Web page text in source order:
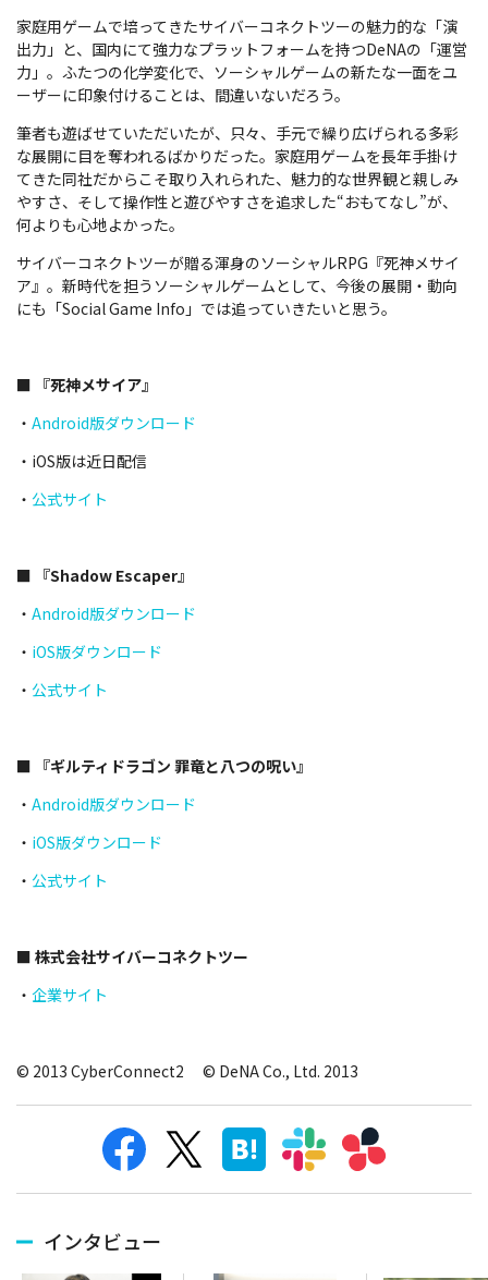
家庭用ゲームで培ってきたサイバーコネクトツーの魅力的な「演
出力」と、国内にて強力なプラットフォームを持つDeNAの「運営
力」。ふたつの化学変化で、ソーシャルゲームの新たな一面をユ
ーザーに印象付けることは、間違いないだろう。
筆者も遊ばせていただいたが、只々、手元で繰り広げられる多彩
な展開に目を奪われるばかりだった。家庭用ゲームを長年手掛け
てきた同社だからこそ取り入れられた、魅力的な世界観と親しみ
やすさ、そして操作性と遊びやすさを追求した“おもてなし”が、
何よりも心地よかった。
サイバーコネクトツーが贈る渾身のソーシャルRPG『死神メサイ
ア』。新時代を担うソーシャルゲームとして、今後の展開・動向
にも「Social Game Info」では追っていきたいと思う。
■ 『死神メサイア』
・ Android版ダウンロード
・iOS版は近日配信
・ 公式サイト
■ 『Shadow Escaper』
・ Android版ダウンロード
・ iOS版ダウンロード
・ 公式サイト
■ 『ギルティドラゴン 罪竜と八つの呪い』
・ Android版ダウンロード
・ iOS版ダウンロード
・ 公式サイト
■ 株式会社サイバーコネクトツー
・ 企業サイト
© 2013 CyberConnect2 © DeNA Co., Ltd. 2013
インタビュー